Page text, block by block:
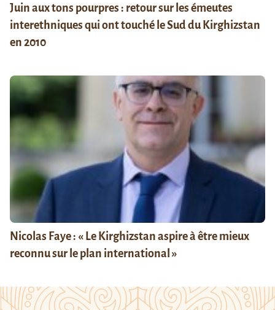
Juin aux tons pourpres : retour sur les émeutes
interethniques qui ont touché le Sud du Kirghizstan
en 2010
Nicolas Faye : « Le Kirghizstan aspire à être mieux
reconnu sur le plan international »